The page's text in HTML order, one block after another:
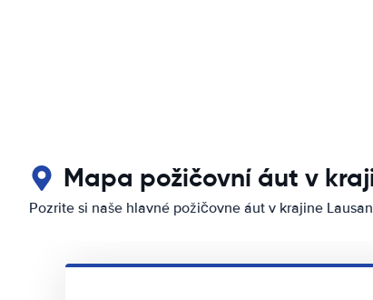
Mapa požičovní áut v
Pozrite si naše hlavné požičovne áut v krajine